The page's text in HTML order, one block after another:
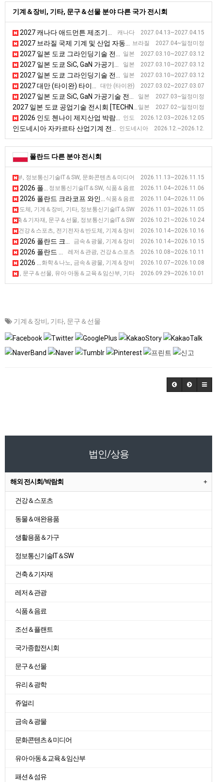
기계＆장비, 기타, 문구＆선물 분야 다른 국가 전시회
캐나다 2027.04.13~2027.04.15
2027 캐나다 애드먼튼 제조기술 전시회
브라질 2027.04~일정미정
2027 브라질 국제 기계 및 산업 자동화 박람회 [Autocom]
일본 2027.03.10~2027.03.12
2027 일본 도쿄 그라인딩기술 전시회 [GTJ]
일본 2027.03.10~2027.03.12
2027 일본 도쿄 SiC, GaN 가공기술 전시회
일본 2027.03.10~2027.03.12
2027 일본 도쿄 그라인딩기술 전시회 [GTJ]
대만 (타이완) 2027.03.02~2027.03.07
2027 대만 (타이완) 타이베이 공작기계 전시회 [TIMTOS]
일본 2027.03~일정미정
2027 일본 도쿄 SiC, GaN 가공기술 전시회
일본 2027.02~일정미정
2027 일본 도쿄 공업기술 전시회 [TECHNICAL SHOW]
인도 2026.12.03~2026.12.05
2026 인도 첸나이 제지산업 박람회 [Paper Expo South India 2026]
인도네시아 2026.12.~2026.12.
인도네시아 자카르타 산업기계 전시회
폴란드 다른 분야 전시회
임산부, 정보통신기술IT＆SW, 문화콘텐츠＆미디어 2026.11.13~2026.11.15
2026 폴란드 포츠난 디지털 엔터테인먼트 및 비디오 게임 전시회
정보통신기술IT＆SW, 식품＆음료 2026.11.04~2026.11.06
2026 폴란드 크라코프 호텔 및 케이터링 설비 전시회 [HORECA]
식품＆음료 2026.11.04~2026.11.06
2026 폴란드 크라코프 와인 전시회 [ENOEXPO]
자＆반도체, 기계＆장비, 기타, 정보통신기술IT＆SW 2026.11.03~2026.11.05
2026 폴란드 바르샤바 산업 전시회 [Warsaw Industry Week]
건축＆기자재, 문구＆선물, 정보통신기술IT＆SW 2026.10.21~2026.10.24
2026 폴란드 바르샤바 인테리어 디자인 전시회 [Home & Contract]
동차, 건강＆스포츠, 전기전자＆반도체, 기계＆장비 2026.10.14~2026.10.16
2026 폴란드 키엘체 대중교통 전시회 [TRANSEXPO]
금속＆광물, 기계＆장비 2026.10.14~2026.10.15
2026 폴란드 크라코프 분말, 금속 기술 전시회 [SYMAS]
레저＆관광, 건강＆스포츠 2026.10.08~2026.10.11
2026 폴란드 바르샤바 관광산업 전시회 [TT Warsaw]
화학＆나노, 금속＆광물, 기계＆장비 2026.10.07~2026.10.08
2026 폴란드 크라코프 복합재료기술장비 전시회[KOMPOZYT-EXPO]
미디어, 문구＆선물, 유아·아동＆교육＆임산부, 기타 2026.09.29~2026.10.01
2026 폴란드 바르샤바 장난감 및 아동용 액세서리 전시회 [World
기계＆장비, 기타, 문구＆선물
법인/상용
해외 전시회/박람회
건강＆스포츠
동물＆애완용품
생활용품＆가구
정보통신기술IT＆SW
건축＆기자재
레저＆관광
식품＆음료
조선＆플랜트
국가종합전시회
문구＆선물
유리＆광학
쥬얼리
금속＆광물
문화콘텐츠＆미디어
유아·아동＆교육＆임산부
패션＆섬유